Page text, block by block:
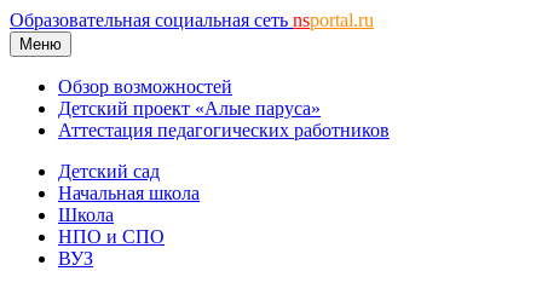
Образовательная социальная сеть nsportal.ru
Меню
Обзор возможностей
Детский проект «Алые паруса»
Аттестация педагогических работников
Детский сад
Начальная школа
Школа
НПО и СПО
ВУЗ